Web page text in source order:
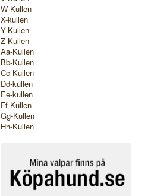
W-Kullen
X-kullen
Y-Kullen
Z-Kullen
Aa-Kullen
Bb-Kullen
Cc-Kullen
Dd-kullen
Ee-kullen
Ff-Kullen
Gg-Kullen
Hh-Kullen